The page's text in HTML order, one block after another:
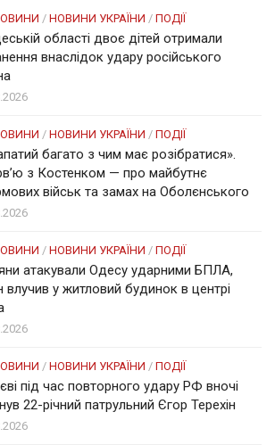
/ НОВИНИ УКРАЇНИ / ПОДІЇ
області двоє дітей отримали
внаслідок удару російського
/ НОВИНИ УКРАЇНИ / ПОДІЇ
багато з чим має розібратися».
з Костенком — про майбутнє
військ та замах на Оболєнського
/ НОВИНИ УКРАЇНИ / ПОДІЇ
атакували Одесу ударними БПЛА,
влучив у житловий будинок в центрі
/ НОВИНИ УКРАЇНИ / ПОДІЇ
під час повторного удару РФ вночі
22-річний патрульний Єгор Терехін